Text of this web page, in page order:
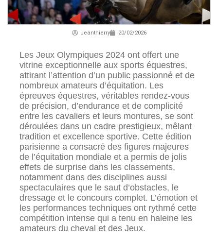
Jeanthierry 20/02/2026
Les Jeux Olympiques 2024 ont offert une
vitrine exceptionnelle aux sports équestres,
attirant l’attention d’un public passionné et de
nombreux amateurs d’équitation. Les
épreuves équestres, véritables rendez-vous
de précision, d’endurance et de complicité
entre les cavaliers et leurs montures, se sont
déroulées dans un cadre prestigieux, mêlant
tradition et excellence sportive. Cette édition
parisienne a consacré des figures majeures
de l’équitation mondiale et a permis de jolis
effets de surprise dans les classements,
notamment dans des disciplines aussi
spectaculaires que le saut d’obstacles, le
dressage et le concours complet. L’émotion et
les performances techniques ont rythmé cette
compétition intense qui a tenu en haleine les
amateurs du cheval et des Jeux.